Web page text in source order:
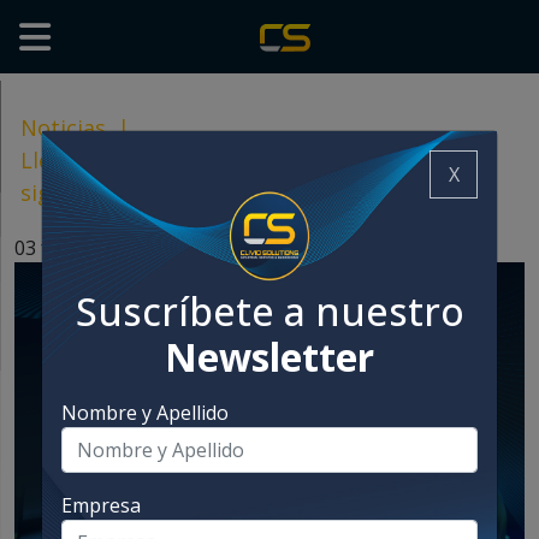
Noticias |
Llevamos tus proyectos de envasado al
siguiente nivel con Umbra
03 febrero, 2025
X
Suscríbete a nuestro
Newsletter
Nombre y Apellido
Empresa